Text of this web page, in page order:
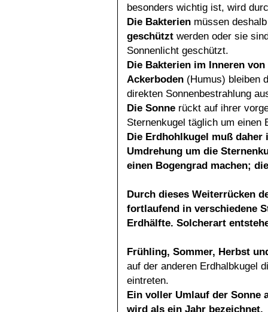
besonders wichtig ist, wird
Die Bakterien müssen
geschützt werden oder sie
Sonnenlicht geschützt.
Die Bakterien im Inneren von
Ackerboden (Humus) bleiben
direkten Sonnenbestrahlung
Die Sonne rückt auf ihrer
Sternenkugel täglich um einen
Die Erdhohlkugel muß daher
Umdrehung um die
einen Bogengrad machen;
Durch dieses Weiterrücken
fortlaufend in verschiedene
Erdhälfte. Solcherart
Frühling, Sommer, Herbst
auf der anderen Erdhalbkugel
eintreten.
Ein voller Umlauf der Sonne
wird als ein Jahr bezeichnet.